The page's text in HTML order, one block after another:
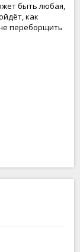
быть любая,
как
переборщить
печенья!